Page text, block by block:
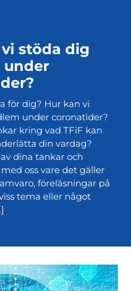
stöda dig
under
för dig? Hur kan vi
under coronatider?
kring vad TFiF kan
din vardag?
dina tankar och
oss vare det gäller
föreläsningar på
tema eller något